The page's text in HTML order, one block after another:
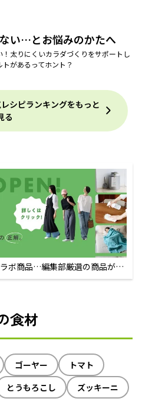
い…とお悩みのかたへ
太りにくいカラダづくりをサポートし
があるってホント？
シピランキングをもっと
る
ボ商品…編集部厳選の商品が買
食材
ゴーヤー
トマト
とうもろこし ズッキーニ